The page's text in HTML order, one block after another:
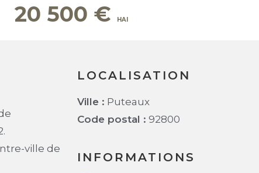
20 500 €
ville de
LOCALISATION
Ville : Puteaux
Code postal : 92800
INFORMATIONS